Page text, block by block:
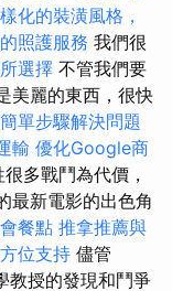
化的裝潢風格，
照護服務 我們很
選擇 不管我們要
美麗的東西，很快
單步驟解決問題
輸 優化Google商
多戰鬥為代價，
最新電影的出色角
餐點 推拿推薦與
位支持 儘管
教授的發現和鬥爭